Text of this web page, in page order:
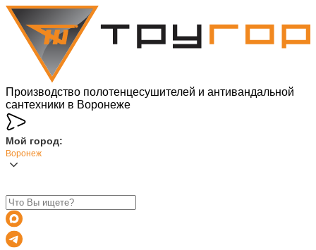
Производство полотенцесушителей и антивандальной
сантехники в Воронеже
Мой город:
Воронеж